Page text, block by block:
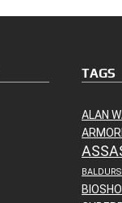
TAGS
ALAN